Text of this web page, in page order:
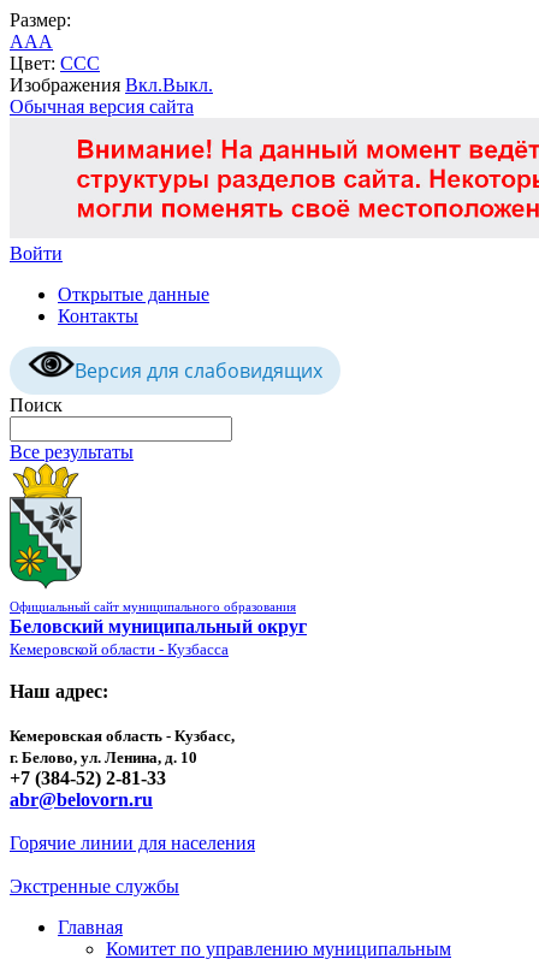
Размер:
AAA
Цвет: CCC
Изображения Вкл.Выкл.
Обычная версия сайта
Войти
Открытые данные
Контакты
Версия для слабовидящих
Поиск
Все результаты
Официальный сайт муниципального образования
Беловский муниципальный округ
Кемеровской области - Кузбасса
Наш адрес:
Кемеровская область - Кузбасс,
г. Белово, ул. Ленина, д. 10
+7 (384-52) 2-81-33
abr@belovorn.ru
Горячие линии для населения
Экстренные службы
Главная
Комитет по управлению муниципальным